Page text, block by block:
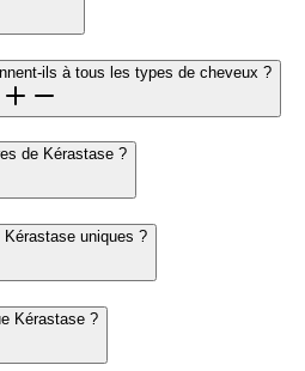
ils à tous les types de cheveux ?
de Kérastase ?
Kérastase uniques ?
Kérastase ?